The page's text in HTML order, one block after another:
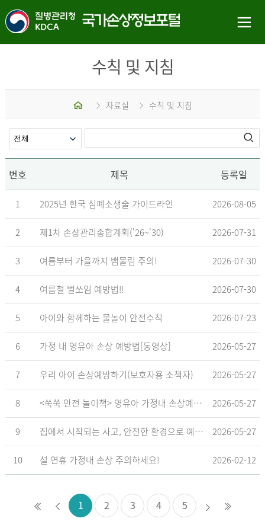
수칙 및 지침
자료실 수칙 및 지침
번호 제목 등록일
1 2025년 한국 심폐소생술 가이드라인 2026-08-05
2 제1차 손상관리종합계획('26~'30) 2026-07-31
3 여름부터 가을까지 뱀물림 주의! 2026-07-30
4 여름철 벌쏘임 예방법!! 2026-07-30
5 아이와 함께하는 물놀이 안전수칙 2026-07-23
6 가정 내 영유아 손상 예방법[동영상] 2026-05-27
7 우리 아이 손상예방하기(보호자용 소책자) 2026-05-27
8 <쑥쑥 안전 놀이책> 영유아 가정내 손상예방_영유아 놀이형 교육 교재 2026-05-27
9 집에서 시작되는 사고, 안전한 환경으로 예방해요 2026-05-27
10 설 연휴 가정내 손상 주의하세요! 2026-02-12
1 2 3 4 5